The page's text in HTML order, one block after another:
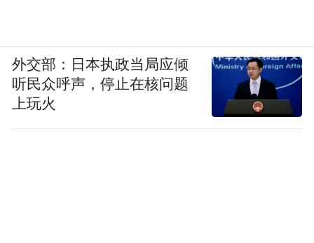
外交部：日本执政当局应倾
听民众呼声，停止在核问题
上玩火